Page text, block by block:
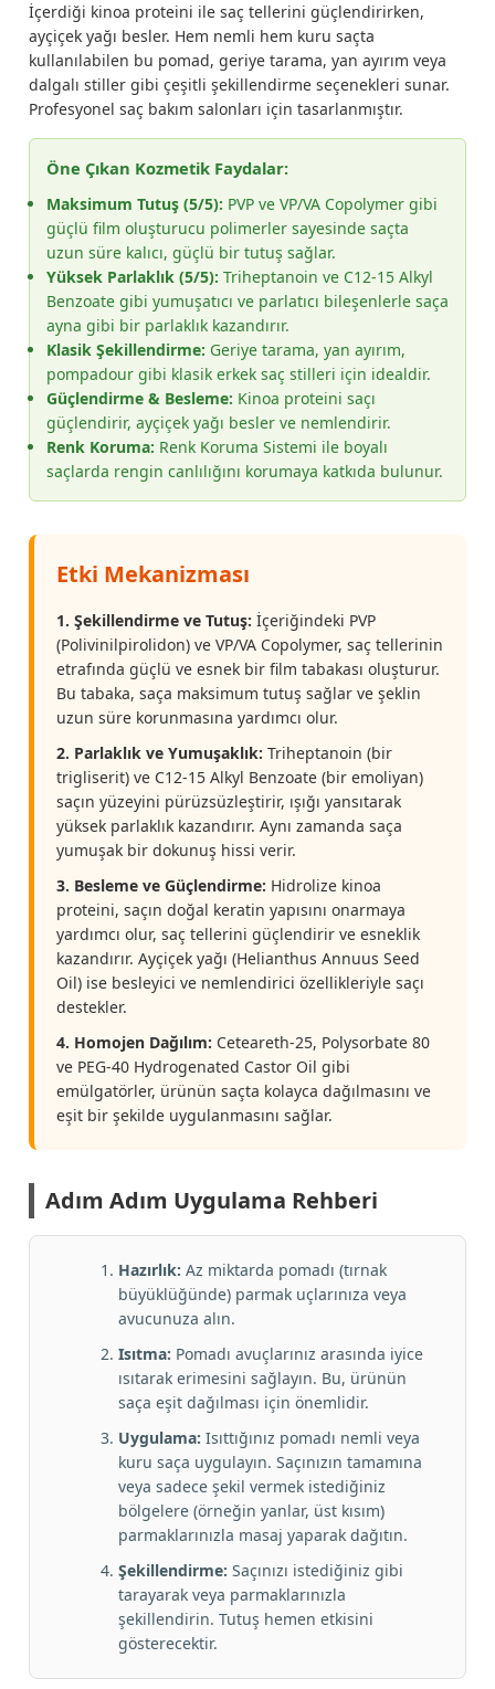
İçerdiği kinoa proteini ile saç tellerini güçlendirirken,
ayçiçek yağı besler. Hem nemli hem kuru saçta
kullanılabilen bu pomad, geriye tarama, yan ayırım veya
dalgalı stiller gibi çeşitli şekillendirme seçenekleri sunar.
Profesyonel saç bakım salonları için tasarlanmıştır.
Öne Çıkan Kozmetik Faydalar:
Maksimum Tutuş (5/5): PVP ve VP/VA Copolymer gibi
güçlü film oluşturucu polimerler sayesinde saçta
uzun süre kalıcı, güçlü bir tutuş sağlar.
Yüksek Parlaklık (5/5): Triheptanoin ve C12-15 Alkyl
Benzoate gibi yumuşatıcı ve parlatıcı bileşenlerle saça
ayna gibi bir parlaklık kazandırır.
Klasik Şekillendirme: Geriye tarama, yan ayırım,
pompadour gibi klasik erkek saç stilleri için idealdir.
Güçlendirme & Besleme: Kinoa proteini saçı
güçlendirir, ayçiçek yağı besler ve nemlendirir.
Renk Koruma: Renk Koruma Sistemi ile boyalı
saçlarda rengin canlılığını korumaya katkıda bulunur.
Etki Mekanizması
1. Şekillendirme ve Tutuş: İçeriğindeki PVP
(Polivinilpirolidon) ve VP/VA Copolymer, saç tellerinin
etrafında güçlü ve esnek bir film tabakası oluşturur.
Bu tabaka, saça maksimum tutuş sağlar ve şeklin
uzun süre korunmasına yardımcı olur.
2. Parlaklık ve Yumuşaklık: Triheptanoin (bir
trigliserit) ve C12-15 Alkyl Benzoate (bir emoliyan)
saçın yüzeyini pürüzsüzleştirir, ışığı yansıtarak
yüksek parlaklık kazandırır. Aynı zamanda saça
yumuşak bir dokunuş hissi verir.
3. Besleme ve Güçlendirme: Hidrolize kinoa
proteini, saçın doğal keratin yapısını onarmaya
yardımcı olur, saç tellerini güçlendirir ve esneklik
kazandırır. Ayçiçek yağı (Helianthus Annuus Seed
Oil) ise besleyici ve nemlendirici özellikleriyle saçı
destekler.
4. Homojen Dağılım: Ceteareth-25, Polysorbate 80
ve PEG-40 Hydrogenated Castor Oil gibi
emülgatörler, ürünün saçta kolayca dağılmasını ve
eşit bir şekilde uygulanmasını sağlar.
Adım Adım Uygulama Rehberi
Hazırlık: Az miktarda pomadı (tırnak
büyüklüğünde) parmak uçlarınıza veya
avucunuza alın.
Isıtma: Pomadı avuçlarınız arasında iyice
ısıtarak erimesini sağlayın. Bu, ürünün
saça eşit dağılması için önemlidir.
Uygulama: Isıttığınız pomadı nemli veya
kuru saça uygulayın. Saçınızın tamamına
veya sadece şekil vermek istediğiniz
bölgelere (örneğin yanlar, üst kısım)
parmaklarınızla masaj yaparak dağıtın.
Şekillendirme: Saçınızı istediğiniz gibi
tarayarak veya parmaklarınızla
şekillendirin. Tutuş hemen etkisini
gösterecektir.